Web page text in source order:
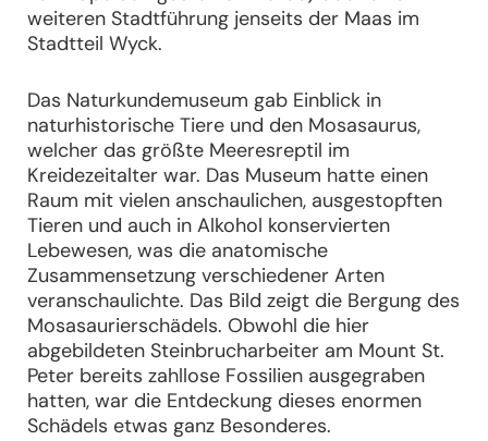
weiteren Stadtführung jenseits der Maas im
Stadtteil Wyck.
Das Naturkundemuseum gab Einblick in
naturhistorische Tiere und den Mosasaurus,
welcher das größte Meeresreptil im
Kreidezeitalter war. Das Museum hatte einen
Raum mit vielen anschaulichen, ausgestopften
Tieren und auch in Alkohol konservierten
Lebewesen, was die anatomische
Zusammensetzung verschiedener Arten
veranschaulichte. Das Bild zeigt die Bergung des
Mosasaurierschädels. Obwohl die hier
abgebildeten Steinbrucharbeiter am Mount St.
Peter bereits zahllose Fossilien ausgegraben
hatten, war die Entdeckung dieses enormen
Schädels etwas ganz Besonderes.